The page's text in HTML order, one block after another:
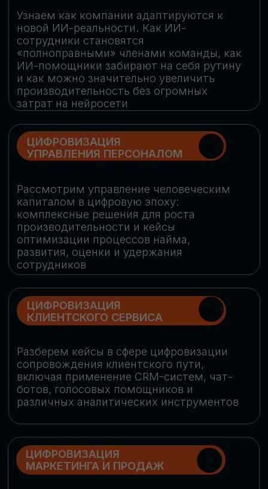
огромную статью затрат
ОБЛАЧНЫЕ ТЕХНОЛОГИИ
Подискутируем, какие облачные решения
существуют на рынке и почему
использование мультиоблачных моделей
не только снижает затраты, но и
«пересборки» бизнес-моделей
СКАЧАТЬ
ПРОГРАММУ
КОНФЕРЕНЦИИ
Оставьте заявку, мы направим вам
программу конференции
СКАЧАТЬ ПРОГРАММУ
СПИКЕРЫ
СТАТЬ СПИКЕРОМ
В конференции участвовали более 120 спикеров